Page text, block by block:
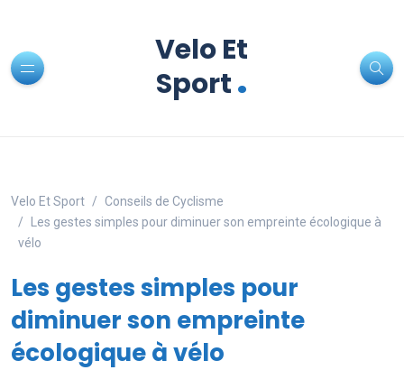
Velo Et
Sport.
Velo Et Sport
Conseils de Cyclisme
Les gestes simples pour diminuer son empreinte écologique à
vélo
Les gestes simples pour
diminuer son empreinte
écologique à vélo